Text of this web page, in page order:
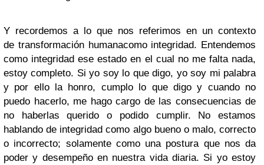
Y recordemos a lo que nos referimos en un contexto
de transformación humanacomo integridad. Entendemos
como integridad ese estado en el cual no me falta nada,
estoy completo. Si yo soy lo que digo, yo soy mi palabra
y por ello la honro, cumplo lo que digo y cuando no
puedo hacerlo, me hago cargo de las consecuencias de
no haberlas querido o podido cumplir. No estamos
hablando de integridad como algo bueno o malo, correcto
o incorrecto; solamente como una postura que nos da
poder y desempeño en nuestra vida diaria. Si yo estoy